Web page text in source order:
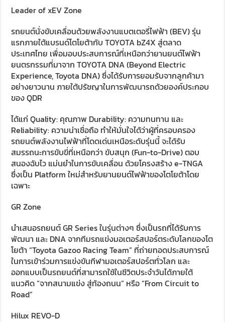
Leader of xEV Zone
รถยนต์นั่งขับเคลื่อนด้วยพลังงานแบตเตอรี่ไฟฟ้า (BEV) รุ่น
แรกภายใต้แบรนด์โตโยต้ากับ TOYOTA bZ4X สู่ตลาด
ประเทศไทย เพื่อมอบประสบการณ์ที่เหนือกว่ายานยนต์ไฟฟ้า
ยนตรกรรมที่มาจาก TOYOTA DNA (Beyond Electric
Experience, Toyota DNA) ซึ่งได้รับการยอมรับจากลูกค้ามา
อย่างยาวนาน ภายใต้ปรัชญาในการพัฒนารถด้วยองค์ประกอบ
ของ QDR
ได้แก่ Quality: คุณภาพ Durability: ความทนทาน และ
Reliability: ความน่าเชื่อถือ ทำให้มั่นใจได้ว่าผู้ที่ครอบครอง
รถยนต์พลังงานไฟฟ้าที่โดดเด่นเหนือระดับรุ่นนี้ จะได้รับ
สมรรถนะการขับขี่ที่เหนือกว่า ขับสนุก (Fun-to-Drive) ตอบ
สนองฉับไว แม่นยำในการขับเคลื่อน ด้วยโครงสร้าง e-TNGA
ซึ่งเป็น Platform ใหม่สำหรับยานยนต์ไฟฟ้าของโตโยต้าโดย
เฉพาะ
GR Zone
นำเสนอรถยนต์ GR Series ในรุ่นต่างๆ ซึ่งเป็นรถที่ได้รับการ
พัฒนา และ DNA จากทีมรถแข่งมอเตอร์สปอร์ตระดับโลกของโต
โยต้า “Toyota Gazoo Racing Team” ที่ถ่ายทอดประสบการณ์
ในการเข้าร่วมการแข่งขันกีฬามอเตอร์สปอร์ตทั่วโลก และ
ออกแบบเป็นรถยนต์ที่สามารถใช้ในชีวิตประจำวันได้ภายใต้
แนวคิด “จากสนามแข่ง สู่ท้องถนน” หรือ “From Circuit to
Road”
Hilux REVO-D